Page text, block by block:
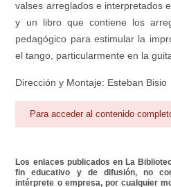
valses arreglados e interpretados
y un libro que contiene los
pedagógico para estimular la
el tango, particularmente en la
Dirección y Montaje: Esteban Bisio
Para acceder al contenido
Los enlaces publicados en La
fin educativo y de difusión, no
intérprete o empresa, por cualquier